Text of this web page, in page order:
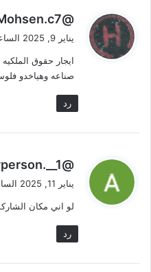
ي
ل
@Hassan-Mohsen.c7
يناير 9, 2025 الساعة 12:09 ص
ايجار حقوق
صناعه وهياخدو
رد
ي
ل
@ordinaryperson.__1
يناير 11, 2025 الساعة 11:00 ص
لو اني مكان
رد